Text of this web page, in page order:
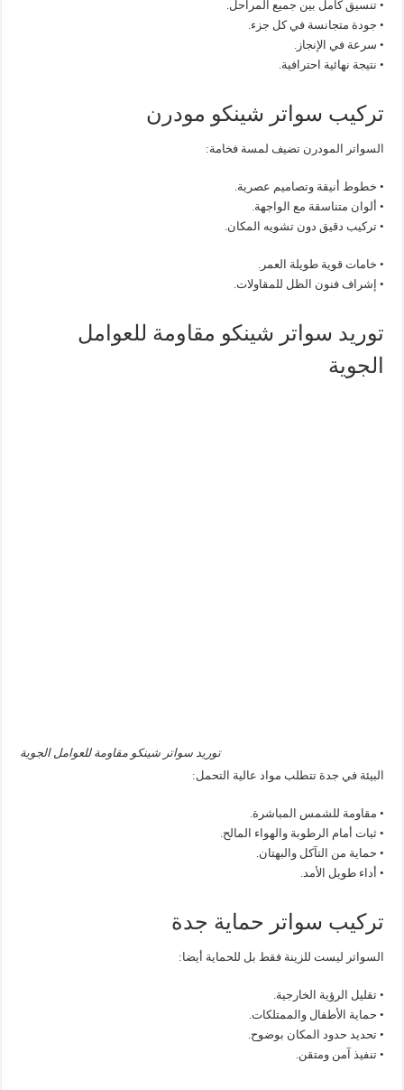
• تنسيق كامل بين جميع المراحل.
• جودة متجانسة في كل جزء.
• سرعة في الإنجاز.
• نتيجة نهائية احترافية.
تركيب سواتر شينكو مودرن
السواتر المودرن تضيف لمسة فخامة:
• خطوط أنيقة وتصاميم عصرية.
• ألوان متناسقة مع الواجهة.
• تركيب دقيق دون تشويه المكان.
• خامات قوية طويلة العمر.
• إشراف فنون الظل للمقاولات.
توريد سواتر شينكو مقاومة للعوامل
الجوية
توريد سواتر شينكو مقاومة للعوامل الجوية
البيئة في جدة تتطلب مواد عالية التحمل:
• مقاومة للشمس المباشرة.
• ثبات أمام الرطوبة والهواء المالح.
• حماية من التآكل والبهتان.
• أداء طويل الأمد.
تركيب سواتر حماية جدة
السواتر ليست للزينة فقط بل للحماية أيضا:
• تقليل الرؤية الخارجية.
• حماية الأطفال والممتلكات.
• تحديد حدود المكان بوضوح.
• تنفيذ آمن ومتقن.